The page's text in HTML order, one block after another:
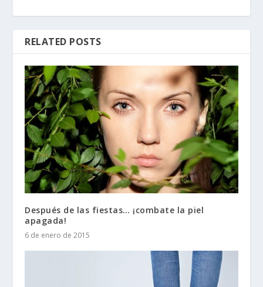
RELATED POSTS
Después de las fiestas… ¡combate la piel
apagada!
6 de enero de 2015